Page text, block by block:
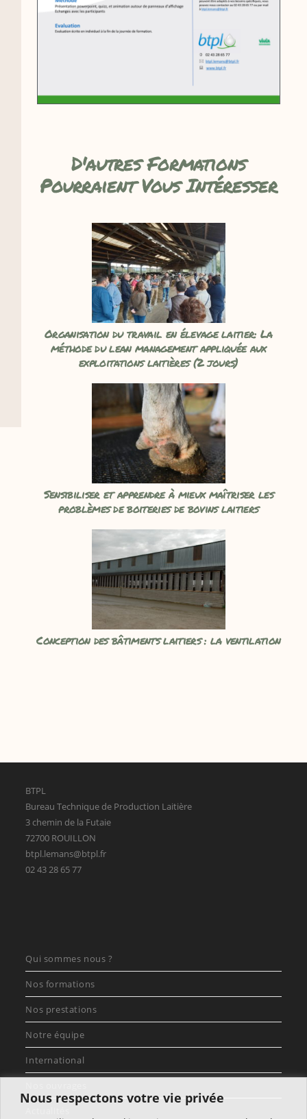
Nous respectons votre vie privée
D'autres Formations
Pourraient Vous Intéresser
Organisation du travail en élevage laitier: La
méthode du lean management appliquée aux
exploitations laitières (2 jours)
Sensibiliser et apprendre à mieux maîtriser les
problèmes de boiteries de bovins laitiers
Conception des bâtiments laitiers : la ventilation
BTPL
Bureau Technique de Production Laitière
3 chemin de la Futaie
72700 ROUILLON
btpl.lemans@btpl.fr
02 43 28 65 77
Qui sommes nous ?
Nos formations
Nos prestations
Notre équipe
International